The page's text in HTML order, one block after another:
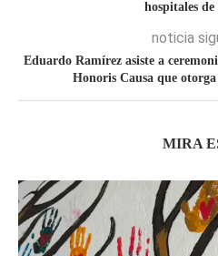
hospitales
noticia
Eduardo Ramírez asiste a
Honoris Causa que
MIRA